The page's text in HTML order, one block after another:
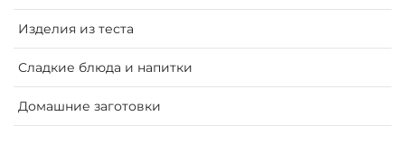
Изделия из теста
Сладкие блюда и напитки
Домашние заготовки